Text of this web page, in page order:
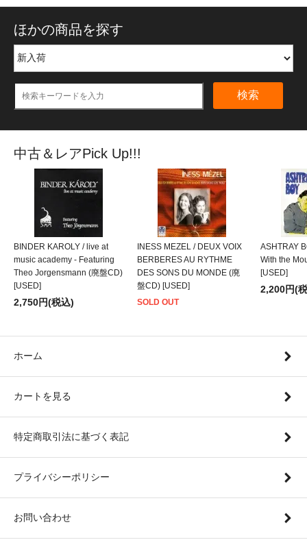
ほかの商品を探す
検索
中古＆レアPick Up!!!
BINDER KAROLY / live at
music academy - Featuring
Theo Jorgensmann (廃盤CD)
[USED]
2,750円(税込)
INESS MEZEL / DEUX VOIX
BERBERES AU RYTHME
DES SONS DU MONDE (廃
盤CD) [USED]
SOLD OUT
ASHTRAY
With the
[USED]
2,200円(
ホーム
カートを見る
特定商取引法に基づく表記
プライバシーポリシー
お問い合わせ